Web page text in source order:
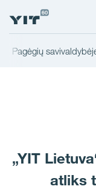
Pagėgių
„YIT
atliks